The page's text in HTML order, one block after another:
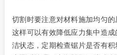
切割时要注意对材料施加均匀的
这样可以有效降低应力集中造
洁状态，定期检查锯片是否有